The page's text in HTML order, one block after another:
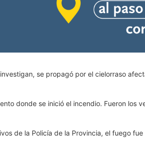
se propagó por el cielorraso
donde se inició el incendio. Fueron los
de la Policía de la Provincia, el fuego